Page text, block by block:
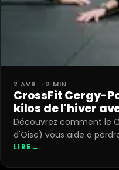
2 AVR. · 2 MIN
CrossFit Cergy-
kilos de l'hiver
Découvrez comment le
d'Oise) vous aide à
LIRE →